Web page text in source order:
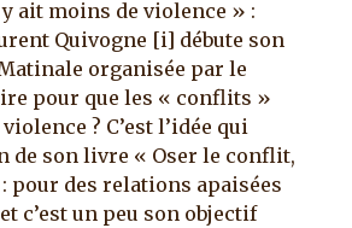
ait moins de violence » :
Quivogne [i] débute son
organisée par le
pour que les « conflits »
? C’est l’idée qui
de son livre « Oser le conflit,
pour des relations apaisées
c’est un peu son objectif